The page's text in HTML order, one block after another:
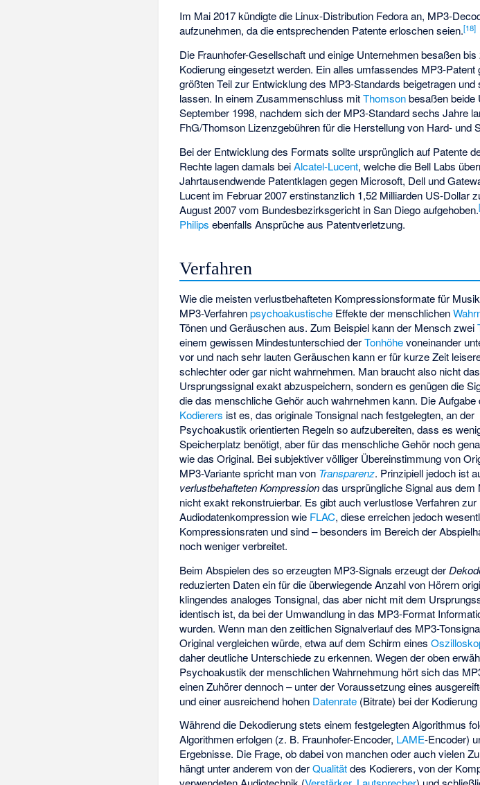
Im Mai 2017 kündigte die Linux-Distribution Fedora an, MP3-
aufzunehmen, da die entsprechenden Patente erloschen seien.[18]
Die Fraunhofer-Gesellschaft und einige Unternehmen besaßen
Kodierung eingesetzt werden. Ein alles umfassendes MP3-
größten Teil zur Entwicklung des MP3-Standards beigetragen
lassen. In einem Zusammenschluss mitThomsonbesaßen beide
September 1998, nachdem sich der MP3-Standard sechs Jahre
FhG/Thomson Lizenzgebühren für die Herstellung von Hard- und
Bei der Entwicklung des Formats sollte ursprünglich auf Patente
Rechte lagen damals beiAlcatel-Lucent, welche die Bell Labs
Jahrtausendwende Patentklagen gegen Microsoft, Dell und
Lucent im Februar 2007 erstinstanzlich 1,52 Milliarden US-Dollar
August 2007 vom Bundesbezirksgericht in San Diego aufgehoben.
Philips ebenfalls Ansprüche aus Patentverletzung.
Verfahren
Wie die meisten verlustbehafteten Kompressionsformate für
MP3-Verfahrenpsychoakustische Effekte der menschlichen
Tönen und Geräuschen aus. Zum Beispiel kann der Mensch zwei
einem gewissen Mindestunterschied derTonhöhevoneinander
vor und nach sehr lauten Geräuschen kann er für kurze Zeit
schlechter oder gar nicht wahrnehmen. Man braucht also nicht das
Ursprungssignal exakt abzuspeichern, sondern es genügen die
die das menschliche Gehör auch wahrnehmen kann. Die Aufgabe
Kodierers ist es, das originale Tonsignal nach festgelegten, an der
Psychoakustik orientierten Regeln so aufzubereiten, dass es
Speicherplatz benötigt, aber für das menschliche Gehör noch
wie das Original. Bei subjektiver völliger Übereinstimmung von
MP3-Variante spricht man von Transparenz. Prinzipiell jedoch ist
verlustbehafteten Kompressiondas ursprüngliche Signal aus dem
nicht exakt rekonstruierbar. Es gibt auch verlustlose Verfahren zur
Audiodatenkompression wie FLAC, diese erreichen jedoch
Kompressionsraten und sind – besonders im Bereich der
noch weniger verbreitet.
Beim Abspielen des so erzeugten MP3-Signals erzeugt der
reduzierten Daten ein für die überwiegende Anzahl von Hörern
klingendes analoges Tonsignal, das aber nicht mit dem
identisch ist, da bei der Umwandlung in das MP3-Format
wurden. Wenn man den zeitlichen Signalverlauf des MP3-
Original vergleichen würde, etwa auf dem Schirm eines
daher deutliche Unterschiede zu erkennen. Wegen der oben
Psychoakustik der menschlichen Wahrnehmung hört sich das
einen Zuhörer dennoch – unter der Voraussetzung eines
und einer ausreichend hohen Datenrate (Bitrate) bei der
Während die Dekodierung stets einem festgelegten Algorithmus
Algorithmen erfolgen (z. B. Fraunhofer-Encoder, LAME-Encoder)
Ergebnisse. Die Frage, ob dabei von manchen oder auch vielen
hängt unter anderem von derQualitätdes Kodierers, von der